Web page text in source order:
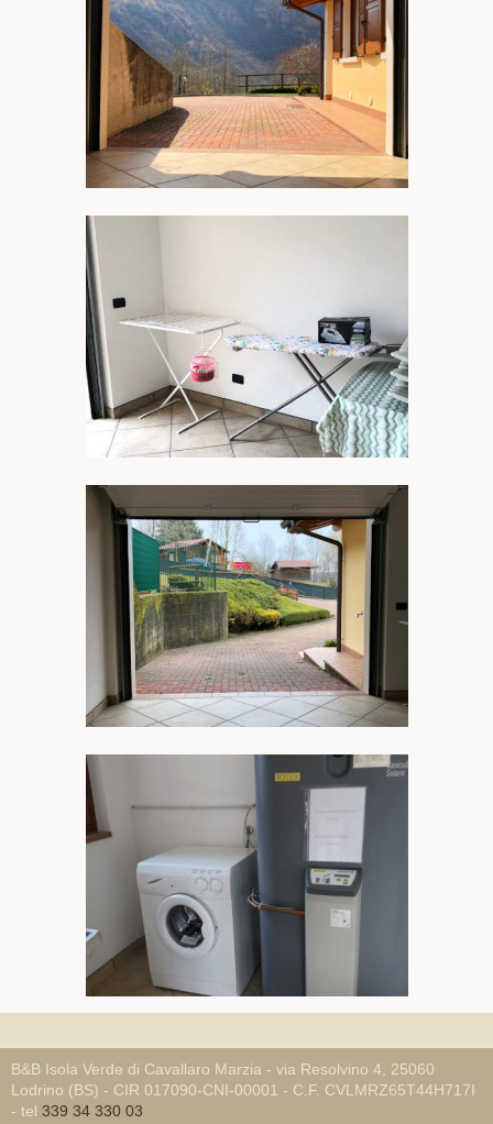
B&B Isola Verde di Cavallaro Marzia - via Resolvino 4, 25060
Lodrino (BS) - CIR 017090-CNI-00001 - C.F. CVLMRZ65T44H717I
- tel 339 34 330 03